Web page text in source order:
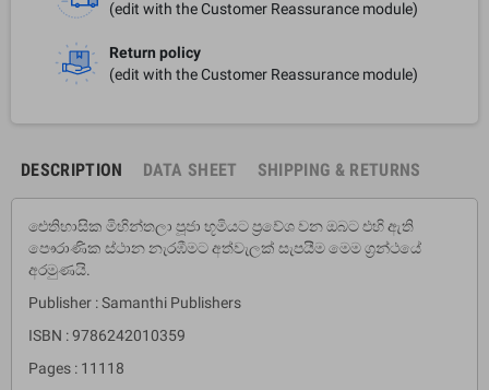
(edit with the Customer Reassurance module)
Return policy
(edit with the Customer Reassurance module)
DESCRIPTION DATA SHEET SHIPPING & RETURNS
ඓතිහාසික මිහින්තලා පූජා භූමියට ප්‍රවේශ වන ඔබට එහි ඇති
පෞරාණික ස්ථාන නැරඹීමට අත්වැලක් සැපයීම මෙම ග්‍රන්ථයේ
අරමුණයි.
Publisher : Samanthi Publishers
ISBN : 9786242010359
Pages : 11118